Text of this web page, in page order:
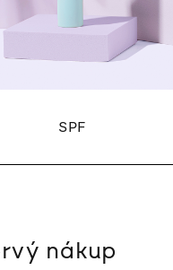
SPF
nákup